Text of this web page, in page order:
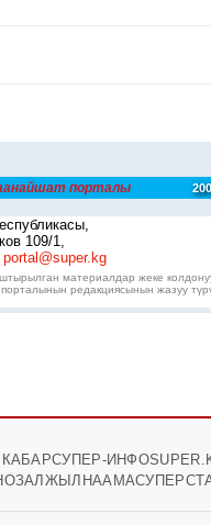
порталы
109/1,
portal@super.kg
материалдар жеке
редакциясынын жазуу
СУПЕР-ИНФО
ЖЫЛНААМА